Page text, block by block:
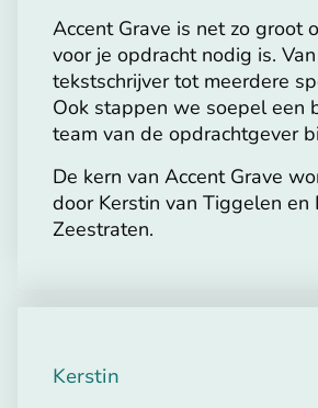
Accent Grave is net zo groot
voor je opdracht nodig is.
tekstschrijver tot meerdere
Ook stappen we soepel een
team van de opdrachtgever
De kern van Accent Grave
door Kerstin van Tiggelen en
Zeestraten.
Kerstin